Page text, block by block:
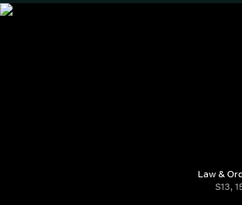
Law &
S13,